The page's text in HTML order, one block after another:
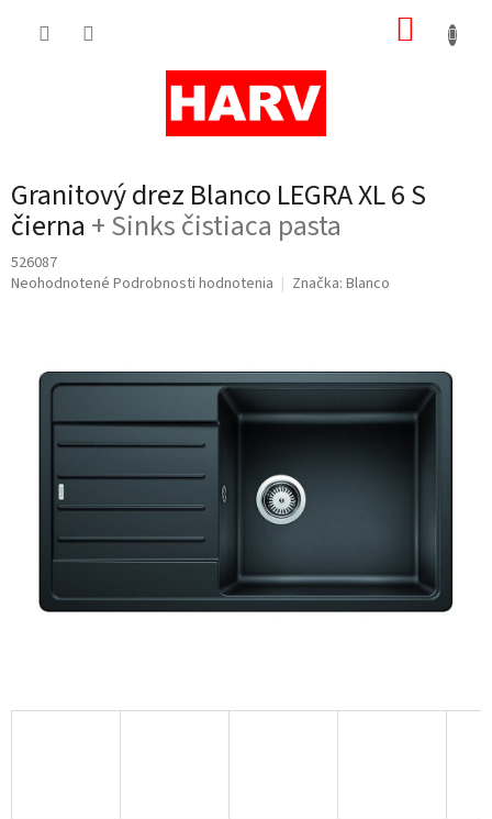
Granitový drez Blanco LEGRA XL 6 S
čierna + Sinks čistiaca pasta
526087
Priemerné
hviezdičiek.
Neohodnotené Podrobnosti hodnotenia Značka: Blanco